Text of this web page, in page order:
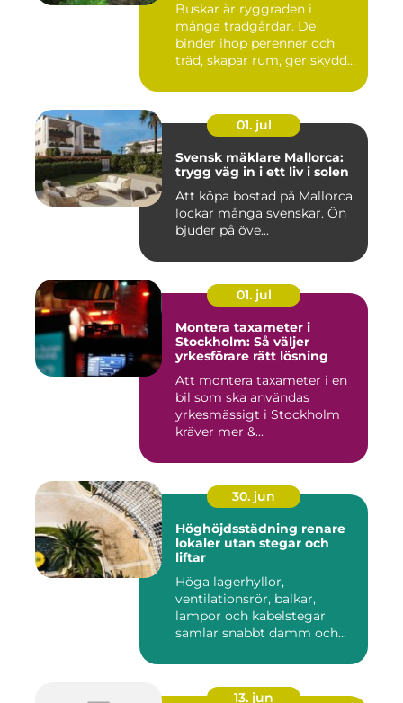
Buskar är ryggraden i
många trädgårdar. De
binder ihop perenner och
träd, skapar rum, ger skydd
01. jul
Svensk mäklare Mallorca:
trygg väg in i ett liv i solen
Att köpa bostad på Mallorca
lockar många svenskar. Ön
bjuder på öve...
01. jul
Montera taxameter i
Stockholm: Så väljer
yrkesförare rätt lösning
Att montera taxameter i en
bil som ska användas
yrkesmässigt i Stockholm
kräver mer &...
30. jun
Höghöjdsstädning renare
lokaler utan stegar och
liftar
Höga lagerhyllor,
ventilationsrör, balkar,
lampor och kabelstegar
samlar snabbt damm och
13. jun